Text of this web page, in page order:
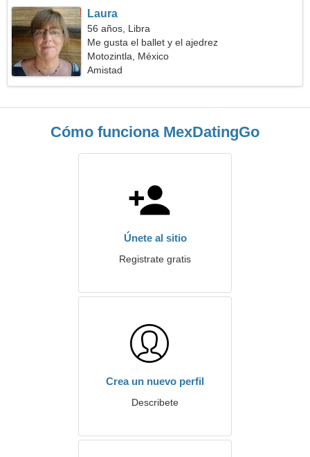
Laura
56 años, Libra
Me gusta el ballet y el ajedrez
Motozintla, México
Amistad
Cómo funciona MexDatingGo
Únete al sitio
Registrate gratis
Crea un nuevo perfil
Describete